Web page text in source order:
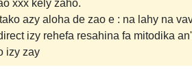
xxx kely zaho.
azy aloha de zao e : na lahy na
izy rehefa resahina fa mitodika
izy zay